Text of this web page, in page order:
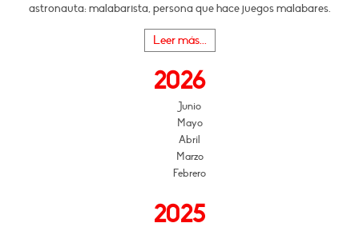
astronauta: malabarista, persona que hace juegos malabares.
Leer más...
2026
Junio
Mayo
Abril
Marzo
Febrero
2025